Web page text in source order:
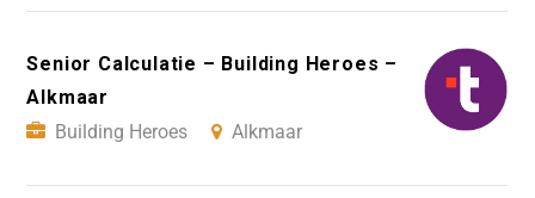
Senior Calculatie – Building Heroes –
Alkmaar
Building Heroes
Alkmaar